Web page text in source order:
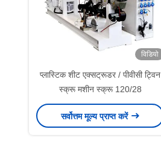
विडियो
प्लास्टिक शीट एक्सट्रूडर / पीवीसी ट्विन
स्क्रू मशीन स्क्रू 120/28
सर्वोत्तम मूल्य प्राप्त करें